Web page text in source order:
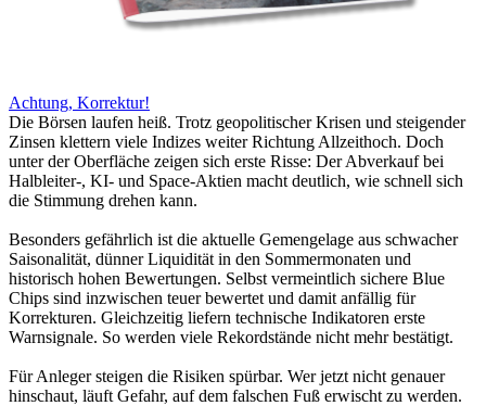
Achtung, Korrektur!
Die Börsen laufen heiß. Trotz geopolitischer Krisen und steigender
Zinsen klettern viele Indizes weiter Richtung Allzeithoch. Doch
unter der Oberfläche zeigen sich erste Risse: Der Abverkauf bei
Halbleiter-, KI- und Space-Aktien macht deutlich, wie schnell sich
die Stimmung drehen kann.
Besonders gefährlich ist die aktuelle Gemengelage aus schwacher
Saisonalität, dünner Liquidität in den Sommermonaten und
historisch hohen Bewertungen. Selbst vermeintlich sichere Blue
Chips sind inzwischen teuer bewertet und damit anfällig für
Korrekturen. Gleichzeitig liefern technische Indikatoren erste
Warnsignale. So werden viele Rekordstände nicht mehr bestätigt.
Für Anleger steigen die Risiken spürbar. Wer jetzt nicht genauer
hinschaut, läuft Gefahr, auf dem falschen Fuß erwischt zu werden.